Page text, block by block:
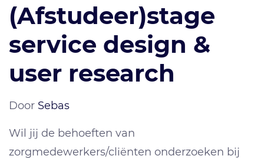
(Afstudeer)stage
service design &
user research
Door Sebas
Wil jij de behoeften van
zorgmedewerkers/cliënten onderzoeken bij